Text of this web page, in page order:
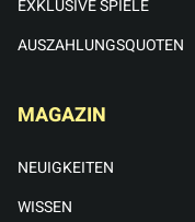
EXKLUSIVE SPIELE
AUSZAHLUNGSQUOTEN
MAGAZIN
NEUIGKEITEN
WISSEN